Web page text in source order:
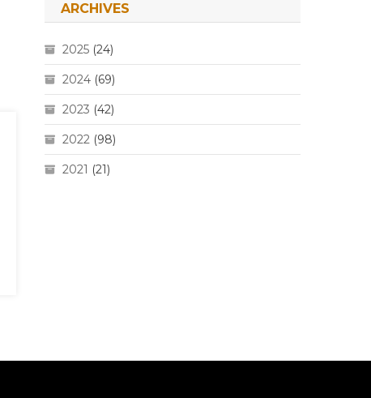
ARCHIVES
2025 (24)
2024 (69)
2023 (42)
2022 (98)
2021 (21)